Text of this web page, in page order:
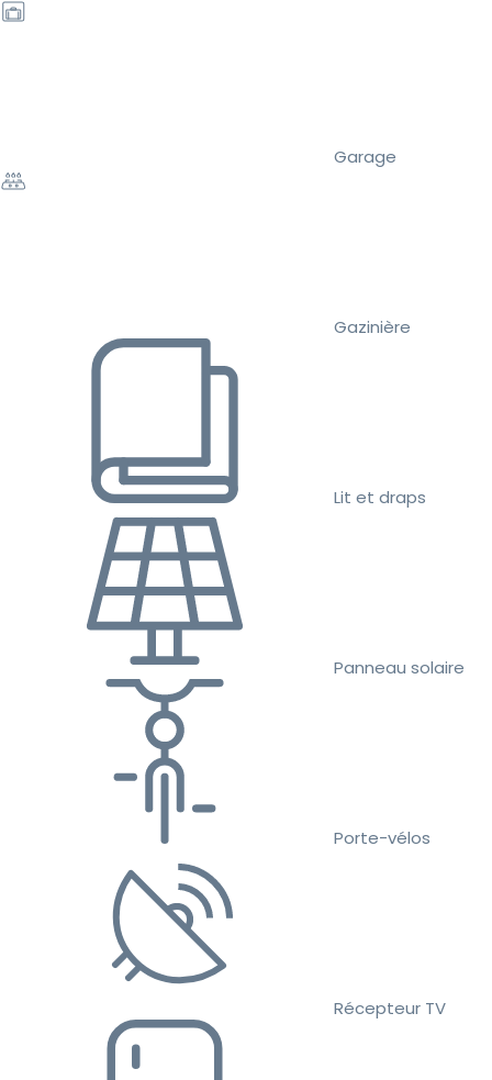
Garage
Gazinière
Lit et draps
Panneau solaire
Porte-vélos
Récepteur TV